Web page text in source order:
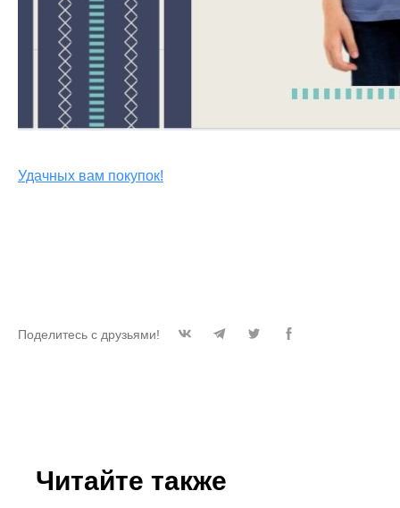
Удачных вам покупок!
Поделитесь с друзьями!
Читайте также